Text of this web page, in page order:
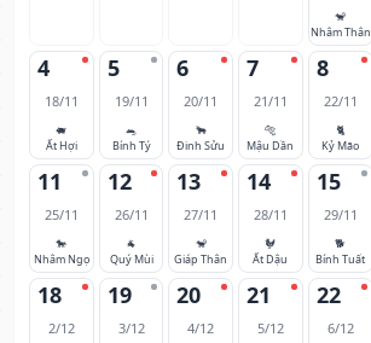
🐒
Nhâm Thân
4
18/11
🐖
Ất Hợi
5
19/11
🐀
Bính Tý
6
20/11
🐂
Đinh Sửu
7
21/11
🐅
Mậu Dần
8
22/11
🐈
Kỷ Mão
11
25/11
🐎
Nhâm Ngọ
12
26/11
🐐
Quý Mùi
13
27/11
🐒
Giáp Thân
14
28/11
🐓
Ất Dậu
15
29/11
🐕
Bính Tuất
18
2/12
19
3/12
20
4/12
21
5/12
22
6/12